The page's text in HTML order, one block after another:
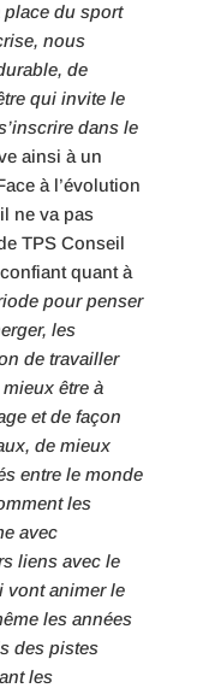
du sport
nous
de
qui invite le
dans le
ainsi à un
à l’évolution
ne va pas
TPS Conseil
quant à
pour penser
les
de travailler
être à
et de façon
de mieux
entre le monde
les
avec
liens avec le
vont animer le
les années
des pistes
les